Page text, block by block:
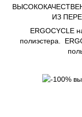
ИЗ
ERGOCYCLE
полиэстера.